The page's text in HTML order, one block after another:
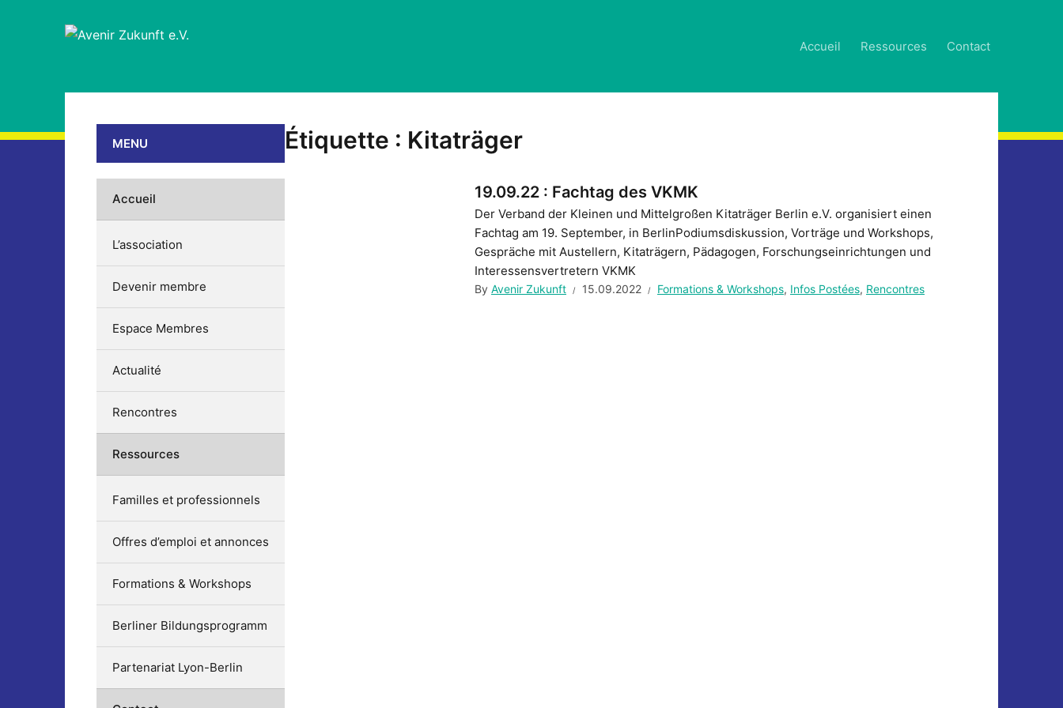
Accueil Ressources Contact
Étiquette : Kitaträger
19.09.22 : Fachtag des VKMK
Der Verband der Kleinen und Mittelgroßen Kitaträger Berlin e.V. organisiert einen
Fachtag am 19. September, in BerlinPodiumsdiskussion, Vorträge und Workshops,
Gespräche mit Austellern, Kitaträgern, Pädagogen, Forschungseinrichtungen und
Interessensvertretern VKMK
By Avenir Zukunft 15.09.2022 Formations & Workshops, Infos Postées, Rencontres
MENU
Accueil
L’association
Devenir membre
Espace Membres
Actualité
Rencontres
Ressources
Familles et professionnels
Offres d’emploi et annonces
Formations & Workshops
Berliner Bildungsprogramm
Partenariat Lyon-Berlin